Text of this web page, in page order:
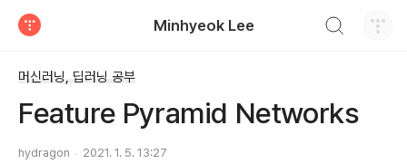
Minhyeok Lee
머신러닝, 딥러닝 공부
Feature Pyramid Networks
hydragon 2021. 1. 5. 13:27